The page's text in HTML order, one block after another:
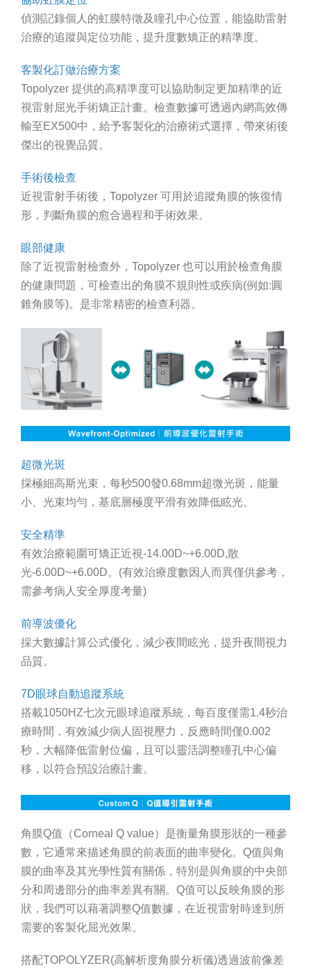
偵測記錄個人的虹膜特徵及瞳孔中心位置，能協助雷射
治療的追蹤與定位功能，提升度數矯正的精準度。
客製化訂做治療方案
Topolyzer 提供的高精準度可以協助制定更加精準的近
視雷射屈光手術矯正計畫。檢查數據可透過內網高效傳
輸至EX500中，給予客製化的治療術式選擇，帶來術後
傑出的視覺品質。
手術後檢查
近視雷射手術後，Topolyzer 可用於追蹤角膜的恢復情
形，判斷角膜的愈合過程和手術效果。
眼部健康
除了近視雷射檢查外，Topolyzer 也可以用於檢查角膜
的健康問題，可檢查出的角膜不規則性或疾病(例如:圓
錐角膜等)。是非常精密的檢查利器。
超微光斑
採極細高斯光束，每秒500發0.68mm超微光斑，能量
小、光束均勻，基底層極度平滑有效降低眩光。
安全精準
有效治療範圍可矯正近視-14.00D~+6.00D,散
光-6.00D~+6.00D。(有效治療度數因人而異僅供參考，
需參考病人安全厚度考量)
前導波優化
採大數據計算公式優化，減少夜間眩光，提升夜間視力
品質。
7D眼球自動追蹤系統
搭載1050HZ七次元眼球追蹤系統，每百度僅需1.4秒治
療時間，有效減少病人固視壓力，反應時間僅0.002
秒，大幅降低雷射位偏，且可以靈活調整瞳孔中心偏
移，以符合預設治療計畫。
角膜Q值（Corneal Q value）是衡量角膜形狀的一種參
數，它通常來描述角膜的前表面的曲率變化。Q值與角
膜的曲率及其光學性質有關係，特別是與角膜的中央部
分和周邊部分的曲率差異有關。Q值可以反映角膜的形
狀，我們可以藉著調整Q值數據，在近視雷射時達到所
需要的客製化屈光效果。
搭配TOPOLYZER(高解析度角膜分析儀)透過波前像差